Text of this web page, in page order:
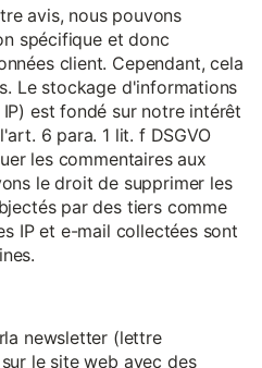
avis, nous pouvons
spécifique et donc
client. Cependant, cela
Le stockage d'informations
est fondé sur notre intérêt
6 para. 1 lit. f DSGVO
les commentaires aux
le droit de supprimer les
par des tiers comme
IP et e-mail collectées sont
newsletter (lettre
le site web avec des